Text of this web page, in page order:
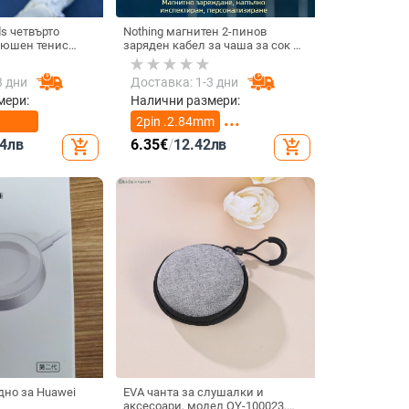
четвърто
тенис
3D дизайн,
3 и Pro 2
дни
лв add_shopping_cart
Nothing магнитен 2-пинов
заряден кабел за чаша за сок и
смарт часовник – 60 см, силен
магнит N52, 7,62 мм разстояние
между пиновете
Доставка: 1-3 дни
Налични размери:
2pin .2.84mm
2pin 4.0mm
6.35€/12.42лв add_shopping_cart
за Huawei
EVA чанта за слушалки и
аксесоари, модел QY-100023,